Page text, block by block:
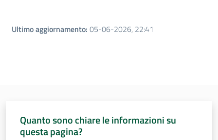
Ultimo aggiornamento: 05-06-2026, 22:41
Quanto sono chiare le informazioni su
questa pagina?